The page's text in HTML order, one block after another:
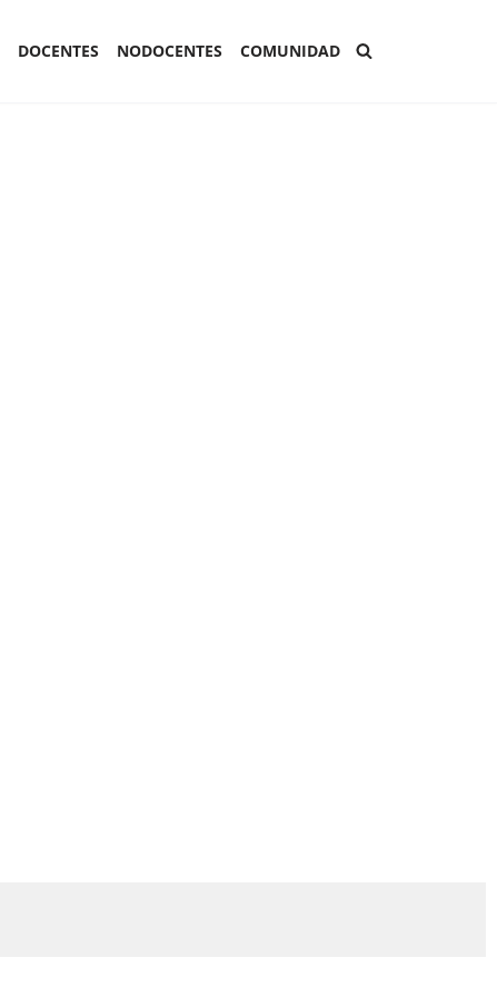
DOCENTES NODOCENTES COMUNIDAD